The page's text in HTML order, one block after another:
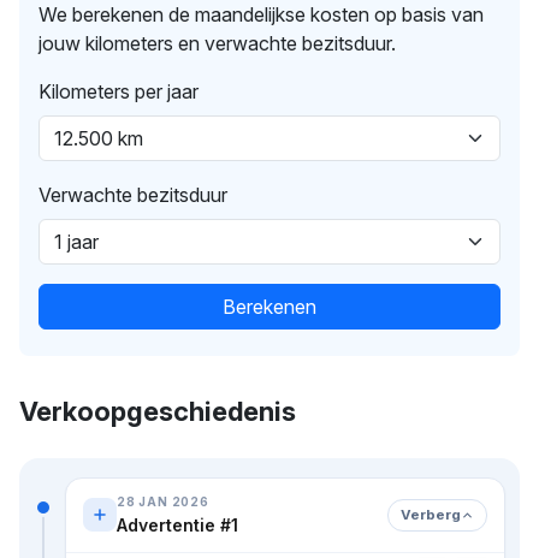
We berekenen de maandelijkse kosten op basis van
jouw kilometers en verwachte bezitsduur.
Kilometers per jaar
Verwachte bezitsduur
Berekenen
Verkoopgeschiedenis
28 JAN 2026
Advertentie #1 Verberg